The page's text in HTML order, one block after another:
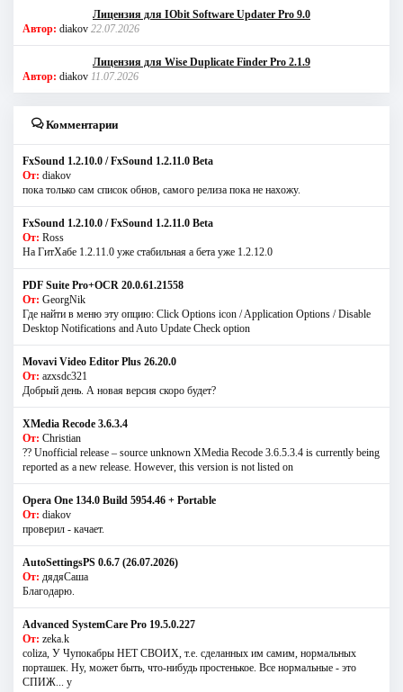
Лицензия для IObit Software Updater Pro 9.0
Автор: diakov 22.07.2026
Лицензия для Wise Duplicate Finder Pro 2.1.9
Автор: diakov 11.07.2026
Комментарии
FxSound 1.2.10.0 / FxSound 1.2.11.0 Beta
От: diakov
пока только сам список обнов, самого релиза пока не нахожу.
FxSound 1.2.10.0 / FxSound 1.2.11.0 Beta
От: Ross
На ГитХабе 1.2.11.0 уже стабильная а бета уже 1.2.12.0
PDF Suite Pro+OCR 20.0.61.21558
От: GeorgNik
Где найти в меню эту опцию: Click Options icon / Application Options / Disable
Desktop Notifications and Auto Update Check option
Movavi Video Editor Plus 26.20.0
От: azxsdc321
Добрый день. А новая версия скоро будет?
XMedia Recode 3.6.3.4
От: Christian
?? Unofficial release – source unknown XMedia Recode 3.6.5.3.4 is currently being
reported as a new release. However, this version is not listed on
Opera One 134.0 Build 5954.46 + Portable
От: diakov
проверил - качает.
AutoSettingsPS 0.6.7 (26.07.2026)
От: дядяСаша
Благодарю.
Advanced SystemCare Pro 19.5.0.227
От: zeka.k
coliza, У Чупокабры НЕТ СВОИХ, т.е. сделанных им самим, нормальных
порташек. Ну, может быть, что-нибудь простенькое. Все нормальные - это
СПИЖ... у